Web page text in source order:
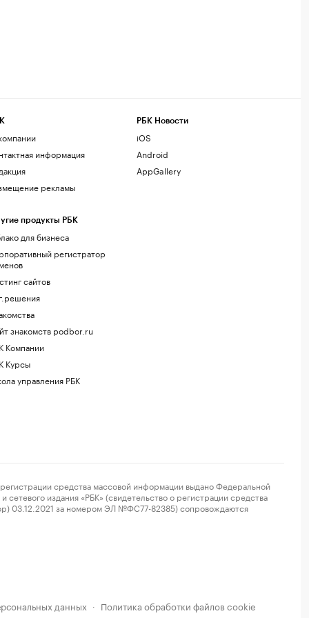
информация
рекламы
продукты РБК
для бизнеса
регистратор
сайтов
знакомств podbor.ru
Компании
Курсы
управления РБК
РБК Новости
iOS
Android
AppGallery
средства массовой информации выдано Федеральной
издания «РБК» (свидетельство о регистрации средства
03.12.2021 за номером ЭЛ №ФС77-82385) сопровождаются
данных · Политика обработки файлов cookie